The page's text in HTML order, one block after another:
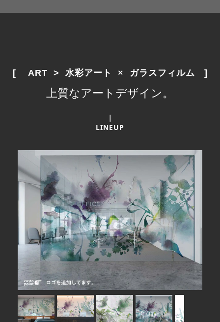
[　 ART  >  水彩アート  ×  ガラスフィルム　]
上質なアートデザイン。
｜
LINEUP